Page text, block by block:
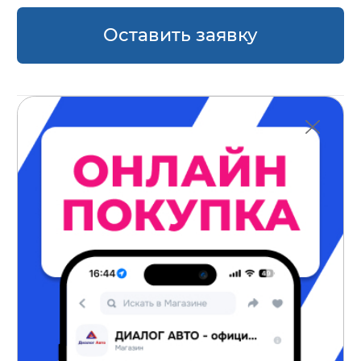
Оставить заявку